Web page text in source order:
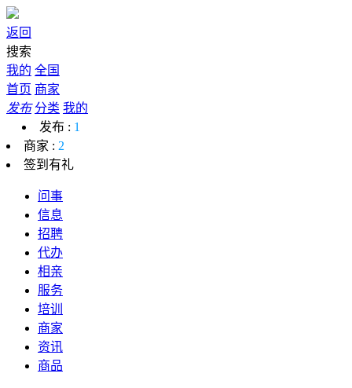
返回
搜索
我的 全国
首页 商家
发布 分类 我的
发布 : 1
商家 : 2
签到有礼
问事
信息
招聘
代办
相亲
服务
培训
商家
资讯
商品